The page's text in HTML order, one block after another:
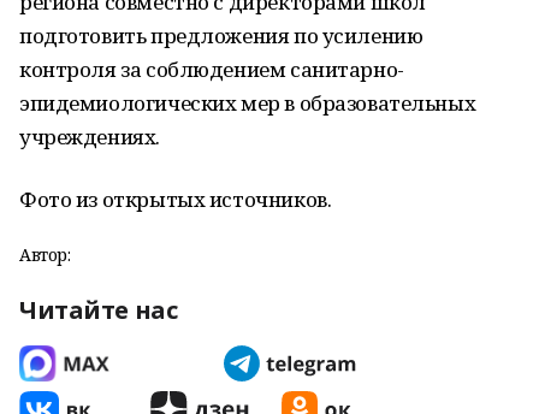
подготовить предложения по усилению
контроля за соблюдением санитарно-
эпидемиологических мер в образовательных
учреждениях.
Фото из открытых источников.
Автор:
Читайте нас